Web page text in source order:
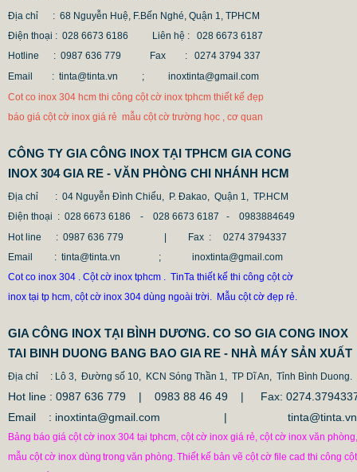
Địa chỉ : 68 Nguyễn Huệ, F.Bến Nghé, Quận 1, TPHCM
Điện thoại : 028 6673 6186
Liên hệ : 028 6673 6187
Hotline : 0987 636 779 Fax
: 0274 3794 337
Email : tinta@tinta.vn ;
inoxtinta@gmail.com
Cot co inox 304 hcm thi công cột cờ inox tphcm thiết kế đẹp
báo giá cột cờ inox giá rẻ mẫu cột cờ trường học , cơ quan
CÔNG TY GIA CÔNG INOX TẠI TPHCM GIA CONG
INOX 304 GIA RE - VĂN PHÒNG CHI NHÁNH HCM
Địa chỉ
: 04 Nguyễn Đình Chiểu, P. Đakao, Quận 1, TP.HCM
Điện thoại : 028 6673 6186 - 028 6673 6187 -
0983884649
Hot line
: 0987 636 779 | Fax :
0274 3794337
Email
: tinta@tinta.vn ; inoxtinta@gmail.com
Cot co inox 304 . Cột cờ inox tphcm . TinTa thiết kế thi công cột cờ
inox tại tp hcm, cột cờ inox 304 dùng ngoài trời. Mẫu cột cờ đẹp rẻ.
GIA CÔNG INOX TẠI BÌNH DƯƠNG. CO SO GIA CONG INOX
TAI BINH DUONG BANG BAO GIA RE - NHÀ MÁY SẢN XUẤT
Địa chỉ : Lô 3, Đường số 10, KCN Sóng Thần 1, TP Dĩ An, Tỉnh Bình Duong.
Hot line : 0987 636 779 | 0983 88 46 49 |
Fax:
Email : inoxtinta@gmail.com | tinta@tinta.vn
Bảng báo giá cột cờ inox 304 tại tphcm, cột cờ inox giá rẻ, cột cờ inox văn phòng,
mẫu cột cờ inox dùng trong văn phòng.Thiết kế bản vẽ cột cờ file cad thi công cột